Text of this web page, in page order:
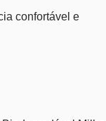
confortável e